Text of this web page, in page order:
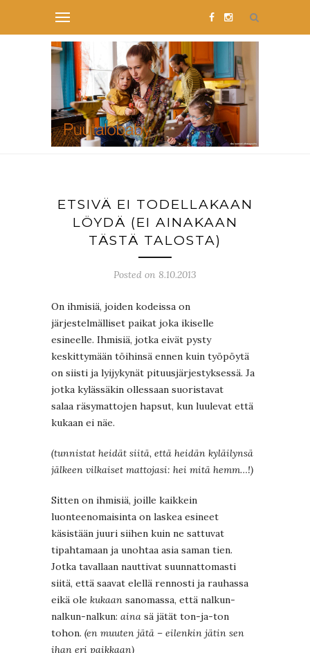
ETSIVÄ EI TODELLAKAAN
LÖYDÄ (EI AINAKAAN
TÄSTÄ TALOSTA)
Posted on 8.10.2013
On ihmisiä, joiden kodeissa on
järjestelmälliset paikat joka ikiselle
esineelle. Ihmisiä, jotka eivät pysty
keskittymään töihinsä ennen kuin työpöytä
on siisti ja lyijykynät pituusjärjestyksessä. Ja
jotka kylässäkin ollessaan suoristavat
salaa räsymattojen hapsut, kun luulevat että
kukaan ei näe.
(tunnistat heidät siitä, että heidän kyläilynsä
jälkeen vilkaiset mattojasi: hei mitä hemm…!)
Sitten on ihmisiä, joille kaikkein
luonteenomaisinta on laskea esineet
käsistään juuri siihen kuin ne sattuvat
tipahtamaan ja unohtaa asia saman tien.
Jotka tavallaan nauttivat suunnattomasti
siitä, että saavat elellä rennosti ja rauhassa
eikä ole kukaan sanomassa, että nalkun-
nalkun-nalkun: aina sä jätät ton-ja-ton
tohon. (en muuten jätä – eilenkin jätin sen
ihan eri paikkaan)